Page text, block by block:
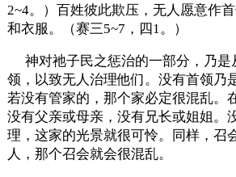
2~4。）百姓彼此欺压，无人愿意作
和衣服。（赛三5~7，四1。）
神对祂子民之惩治的一部分，乃
领，以致无人治理他们。没有首领乃
若没有管家的，那个家必定很混乱。
没有父亲或母亲，没有兄长或姐姐。
理，这家的光景就很可怜。同样，召
人，那个召会就会很混乱。